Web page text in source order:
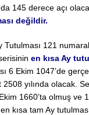
145 derece açı
değildir.
121
en kısa Ay
6 Ekim 1047’de
yılında olacak.
1660’ta olmuş ve
kısa tam Ay